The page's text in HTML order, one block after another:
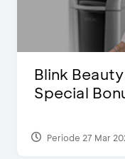
Blink
Special
Periode 27 Mar